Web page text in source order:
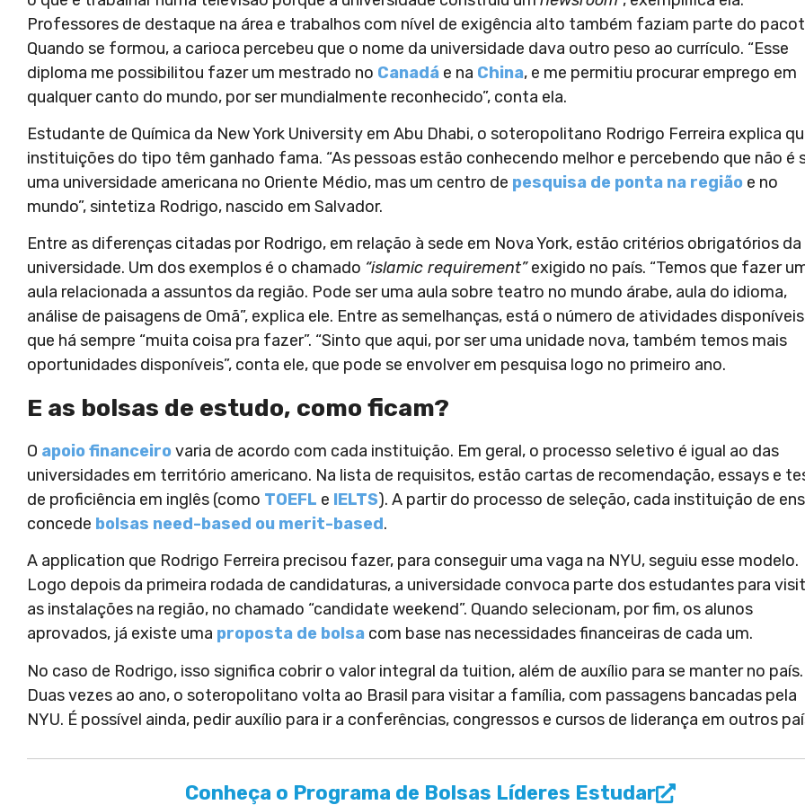
Professores de destaque na área e trabalhos com nível de exigência alto também faziam parte do
Quando se formou, a carioca percebeu que o nome da universidade dava outro peso ao currículo. “Esse
diploma me possibilitou fazer um mestrado no Canadá e na China, e me permitiu procurar emprego em
qualquer canto do mundo, por ser mundialmente reconhecido”, conta ela.
Estudante de Química da New York University em Abu Dhabi, o soteropolitano Rodrigo Ferreira explica
instituições do tipo têm ganhado fama. “As pessoas estão conhecendo melhor e percebendo que não é
uma universidade americana no Oriente Médio, mas um centro de pesquisa de ponta na região e no
mundo”, sintetiza Rodrigo, nascido em Salvador.
Entre as diferenças citadas por Rodrigo, em relação à sede em Nova York, estão critérios obrigatórios da
universidade. Um dos exemplos é o chamado “islamic requirement”exigido no país. “Temos que fazer
aula relacionada a assuntos da região. Pode ser uma aula sobre teatro no mundo árabe, aula do idioma,
análise de paisagens de Omã”, explica ele. Entre as semelhanças, está o número de atividades
que há sempre “muita coisa pra fazer”. “Sinto que aqui, por ser uma unidade nova, também temos mais
oportunidades disponíveis”, conta ele, que pode se envolver em pesquisa logo no primeiro ano.
E as bolsas de estudo, como ficam?
O apoio financeirovaria de acordo com cada instituição. Em geral, o processo seletivo é igual ao das
universidades em território americano. Na lista de requisitos, estão cartas de recomendação, essays e
de proficiência em inglês (como TOEFL e IELTS). A partir do processo de seleção, cada instituição de
concede bolsas need-based ou merit-based.
A application que Rodrigo Ferreira precisou fazer, para conseguir uma vaga na NYU, seguiu esse modelo.
Logo depois da primeira rodada de candidaturas, a universidade convoca parte dos estudantes para
as instalações na região, no chamado “candidate weekend”. Quando selecionam, por fim, os alunos
aprovados, já existe uma proposta de bolsa com base nas necessidades financeiras de cada um.
No caso de Rodrigo, isso significa cobrir o valor integral da tuition, além de auxílio para se manter no país.
Duas vezes ao ano, o soteropolitano volta ao Brasil para visitar a família, com passagens bancadas pela
NYU. É possível ainda, pedir auxílio para ir a conferências, congressos e cursos de liderança em outros
Conheça o Programa de Bolsas Líderes Estudar